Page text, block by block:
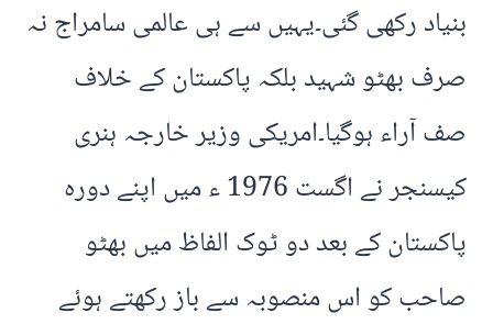
بنیاد رکھی گئی۔یہیں سے ہی عالمی سامراج نہ
صرف بھٹو شہید بلکہ پاکستان کے خلاف
صف آراء ہوگیا۔امریکی وزیر خارجہ ہنری
کیسنجر نے اگست 1976 ء میں اپنے دورہ
پاکستان کے بعد دو ٹوک الفاظ میں بھٹو
صاحب کو اس منصوبہ سے باز رکھتے ہوئے